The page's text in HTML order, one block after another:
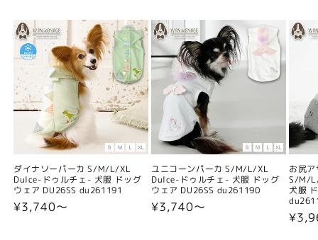
ダイナソーパーカ S/M/L/XL
Dulce-ドゥルチェ- 犬服 ドッグ
ウェア DU26SS du261191
通
¥3,740〜
ユニコーンパーカ S/M/L/XL
Dulce-ドゥルチェ- 犬服 ドッグ
ウェア DU26SS du261190
通
¥3,740〜
お尻
S/M/
犬服
通